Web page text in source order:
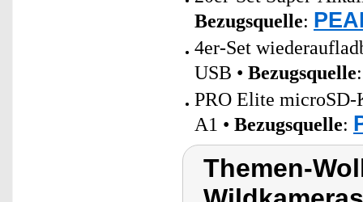
Bezugsquelle:
4er-Set
USB • Bezugsquelle
PRO Elite microSD-
A1 • Bezugsquelle:
Themen-